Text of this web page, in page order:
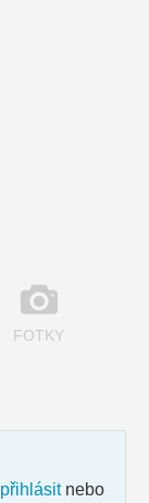
FOTKY
přihlásitnebo